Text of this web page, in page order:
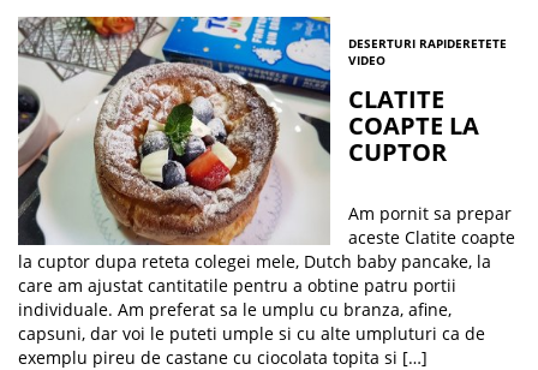
DESERTURI RAPIDERETETE
VIDEO
CLATITE
COAPTE LA
CUPTOR
Am pornit sa prepar
aceste Clatite coapte
la cuptor dupa reteta colegei mele, Dutch baby pancake, la
care am ajustat cantitatile pentru a obtine patru portii
individuale. Am preferat sa le umplu cu branza, afine,
capsuni, dar voi le puteti umple si cu alte umpluturi ca de
exemplu pireu de castane cu ciocolata topita si […]